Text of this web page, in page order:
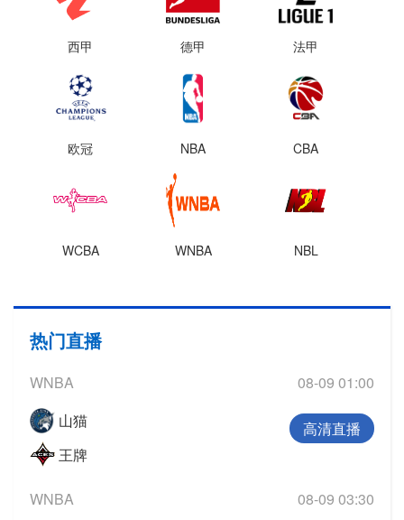
西甲 德甲 法甲
欧冠 NBA CBA
WCBA WNBA NBL
热门直播
WNBA
08-09 01:00
山猫
王牌
高清直播
WNBA
08-09 03:30